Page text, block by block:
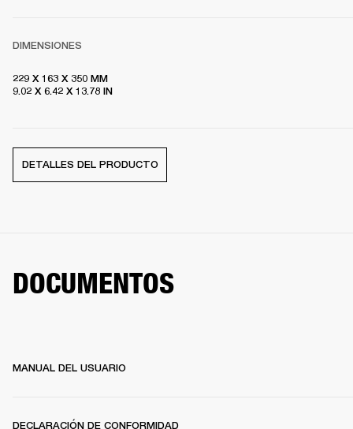
DIMENSIONES
229 X 163 X 350 MM
9.02 X 6.42 X 13.78 IN
DETALLES DEL PRODUCTO
DOCUMENTOS
MANUAL DEL USUARIO
DECLARACIÓN DE CONFORMIDAD